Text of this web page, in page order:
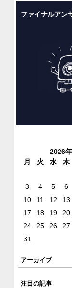
ファイナルアン
2026年
月
火 水 木
3
4 5 6
10
11 12 13
17
18 19 20
24
25 26 27
31
アーカイブ
注目の記事